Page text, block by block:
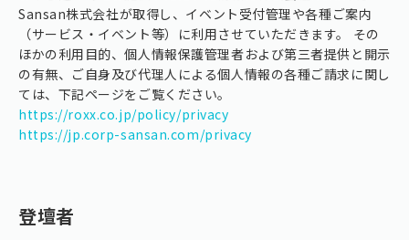
Sansan株式会社が取得し、イベント受付管理や各種ご案内
（サービス・イベント等）に利用させていただきます。 その
ほかの利用目的、個人情報保護管理者および第三者提供と開示
の有無、ご自身及び代理人による個人情報の各種ご請求に関し
ては、下記ページをご覧ください。
https://roxx.co.jp/policy/privacy
https://jp.corp-sansan.com/privacy
登壇者